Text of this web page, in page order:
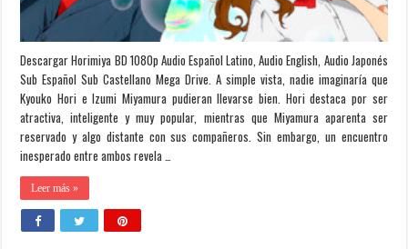
Descargar Horimiya BD 1080p Audio Español Latino, Audio English, Audio Japonés
Sub Español Sub Castellano Mega Drive. A simple vista, nadie imaginaría que
Kyouko Hori e Izumi Miyamura pudieran llevarse bien. Hori destaca por ser
atractiva, inteligente y muy popular, mientras que Miyamura aparenta ser
reservado y algo distante con sus compañeros. Sin embargo, un encuentro
inesperado entre ambos revela …
Leer más »